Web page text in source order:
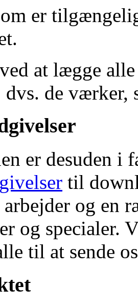
er
at lægge
dvs. de værker,
er desuden i
til
arbejder og en
og specialer.
til at sende